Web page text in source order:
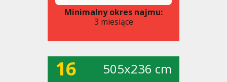
Minimalny okres najmu:
3 miesiące
16 505x236 cm